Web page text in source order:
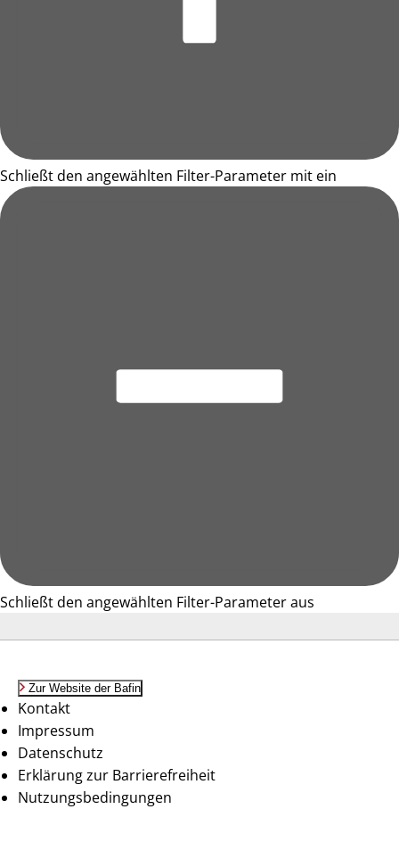
Schließt den angewählten Filter-Parameter mit ein
Schließt den angewählten Filter-Parameter aus
Zur Website der Bafin
Kontakt
Impressum
Datenschutz
Erklärung zur Barrierefreiheit
Nutzungsbedingungen